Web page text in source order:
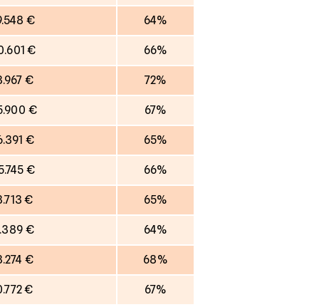
€ 64%
€ 66%
€ 72%
€ 67%
€ 65%
€ 66%
€ 65%
€ 64%
€ 68%
€ 67%